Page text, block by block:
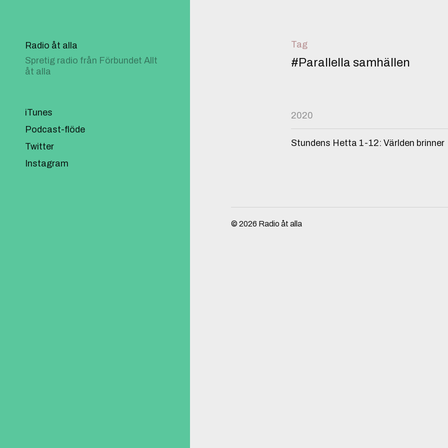
Radio åt alla
Spretig radio från Förbundet Allt
åt alla
iTunes
Podcast-flöde
Twitter
Instagram
Tag
#Parallella samhällen
2020
Stundens Hetta 1-12: Världen brinner
© 2026 Radio åt alla